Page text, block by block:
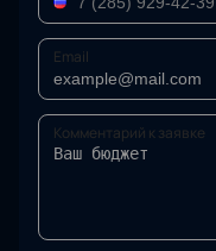
Email
Комментарий к заявке